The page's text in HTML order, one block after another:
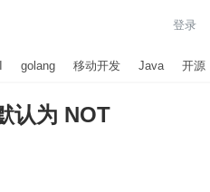
登录
golang 移动开发 Java 开源
认为 NOT